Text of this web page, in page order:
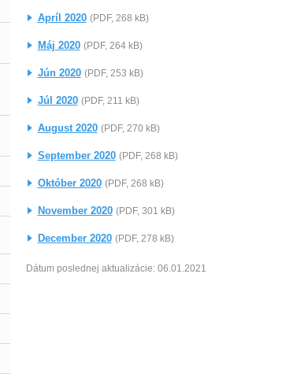
Apríl 2020 (PDF, 268 kB)
Máj 2020 (PDF, 264 kB)
Jún 2020 (PDF, 253 kB)
Júl 2020 (PDF, 211 kB)
August 2020 (PDF, 270 kB)
September 2020 (PDF, 268 kB)
Október 2020 (PDF, 268 kB)
November 2020 (PDF, 301 kB)
December 2020 (PDF, 278 kB)
Dátum poslednej aktualizácie: 06.01.2021